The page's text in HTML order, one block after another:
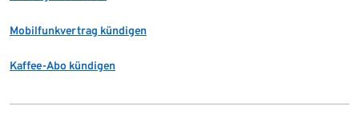
Mobilfunkvertrag kündigen
Kaffee-Abo kündigen